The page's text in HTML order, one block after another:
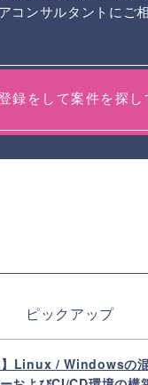
コンサルタントにご
録をして案件を探し
ピックアップ
】Linux / Windowsの